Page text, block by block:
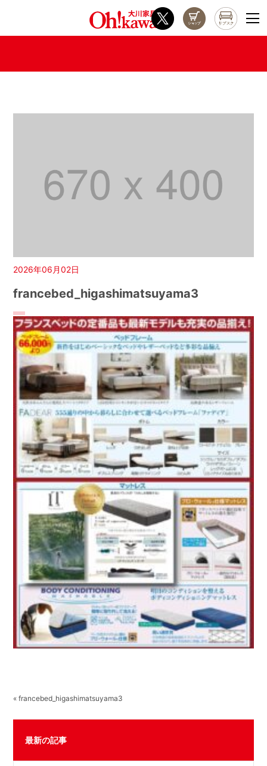
2026年06月02日
francebed_higashimatsuyama3
« francebed_higashimatsuyama3
最新の記事